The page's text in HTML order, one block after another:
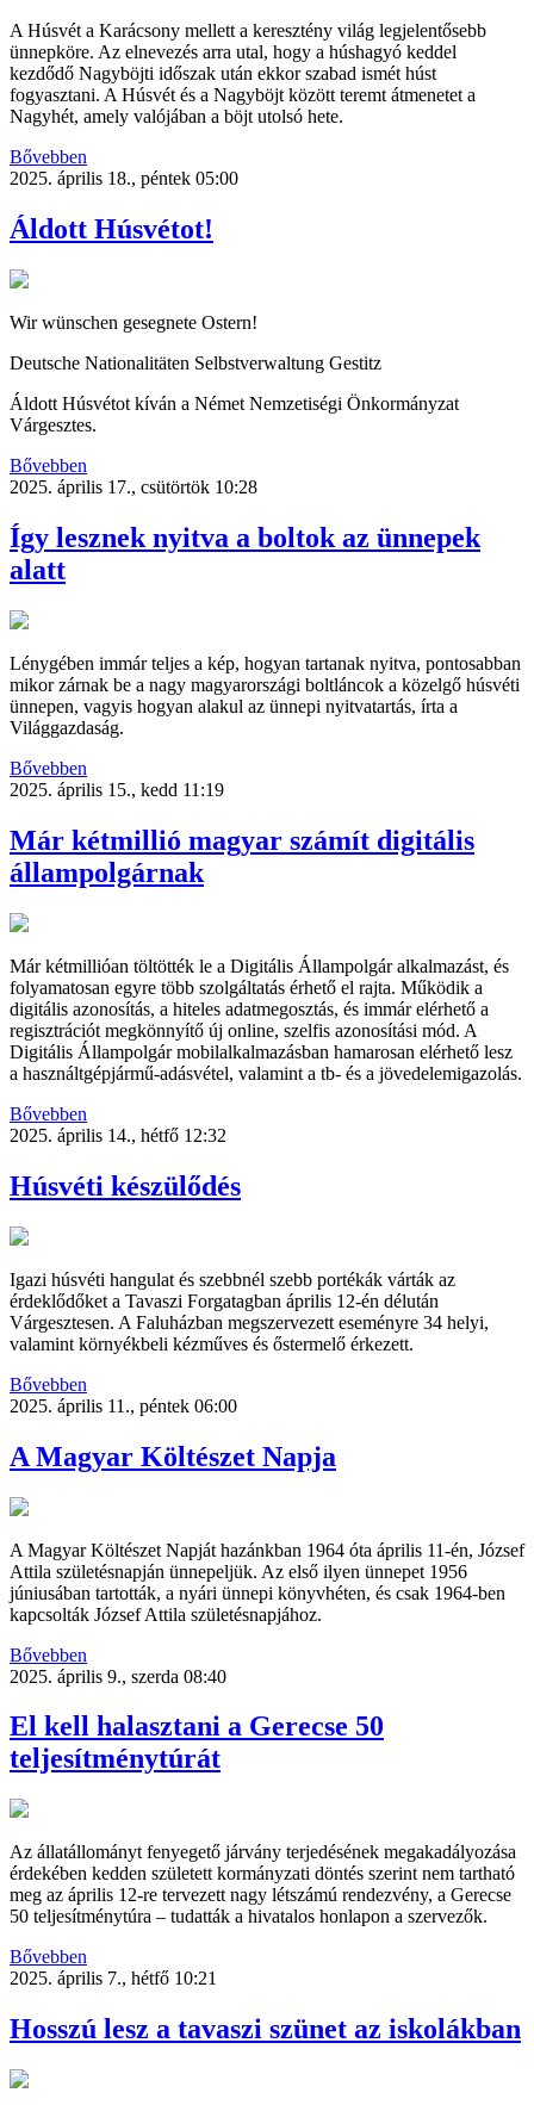
A Húsvét a Karácsony mellett a keresztény világ legjelentősebb
ünnepköre. Az elnevezés arra utal, hogy a húshagyó keddel
kezdődő Nagyböjti időszak után ekkor szabad ismét húst
fogyasztani. A Húsvét és a Nagyböjt között teremt átmenetet a
Nagyhét, amely valójában a böjt utolsó hete.
Bővebben
2025. április 18., péntek 05:00
Áldott Húsvétot!
Wir wünschen gesegnete Ostern!
Deutsche Nationalitäten Selbstverwaltung Gestitz
Áldott Húsvétot kíván a Német Nemzetiségi Önkormányzat
Várgesztes.
Bővebben
2025. április 17., csütörtök 10:28
Így lesznek nyitva a boltok az ünnepek
alatt
Lénygében immár teljes a kép, hogyan tartanak nyitva, pontosabban
mikor zárnak be a nagy magyarországi boltláncok a közelgő húsvéti
ünnepen, vagyis hogyan alakul az ünnepi nyitvatartás, írta a
Világgazdaság.
Bővebben
2025. április 15., kedd 11:19
Már kétmillió magyar számít digitális
állampolgárnak
Már kétmillióan töltötték le a Digitális Állampolgár alkalmazást, és
folyamatosan egyre több szolgáltatás érhető el rajta. Működik a
digitális azonosítás, a hiteles adatmegosztás, és immár elérhető a
regisztrációt megkönnyítő új online, szelfis azonosítási mód. A
Digitális Állampolgár mobilalkalmazásban hamarosan elérhető lesz
a használtgépjármű-adásvétel, valamint a tb- és a jövedelemigazolás.
Bővebben
2025. április 14., hétfő 12:32
Húsvéti készülődés
Igazi húsvéti hangulat és szebbnél szebb portékák várták az
érdeklődőket a Tavaszi Forgatagban április 12-én délután
Várgesztesen. A Faluházban megszervezett eseményre 34 helyi,
valamint környékbeli kézműves és őstermelő érkezett.
Bővebben
2025. április 11., péntek 06:00
A Magyar Költészet Napja
A Magyar Költészet Napját hazánkban 1964 óta április 11-én, József
Attila születésnapján ünnepeljük. Az első ilyen ünnepet 1956
júniusában tartották, a nyári ünnepi könyvhéten, és csak 1964-ben
kapcsolták József Attila születésnapjához.
Bővebben
2025. április 9., szerda 08:40
El kell halasztani a Gerecse 50
teljesítménytúrát
Az állatállományt fenyegető járvány terjedésének megakadályozása
érdekében kedden született kormányzati döntés szerint nem tartható
meg az április 12-re tervezett nagy létszámú rendezvény, a Gerecse
50 teljesítménytúra – tudatták a hivatalos honlapon a szervezők.
Bővebben
2025. április 7., hétfő 10:21
Hosszú lesz a tavaszi szünet az iskolákban